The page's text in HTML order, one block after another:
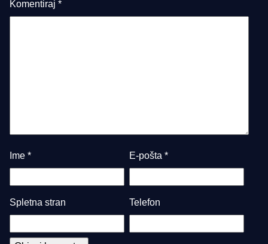
Komentiraj *
Ime * E-pošta *
Spletna stran Telefon